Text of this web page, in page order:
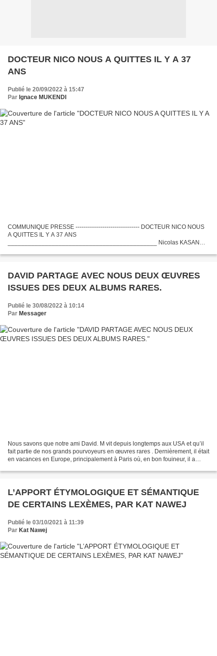
DOCTEUR NICO NOUS A QUITTES IL Y A 37
ANS
Publié le 20/09/2022 à 15:47
Par Ignace MUKENDI
COMMUNIQUE PRESSE --------------------------------- DOCTEUR NICO NOUS
A QUITTES IL Y A 37 ANS
____________________________________________ Nicolas KASANDA
décédé le 22 septembre...
DAVID PARTAGE AVEC NOUS DEUX ŒUVRES
ISSUES DES DEUX ALBUMS RARES.
Publié le 30/08/2022 à 10:14
Par Messager
Nous savons que notre ami David. M vit depuis longtemps aux USA et qu’il
fait partie de nos grands pourvoyeurs en œuvres rares . Dernièrement, il était
en vacances en Europe, principalement à Paris où, en bon fouineur, il a
L’APPORT ÉTYMOLOGIQUE ET SÉMANTIQUE
DE CERTAINS LEXÈMES, PAR KAT NAWEJ
Publié le 03/10/2021 à 11:39
Par Kat Nawej